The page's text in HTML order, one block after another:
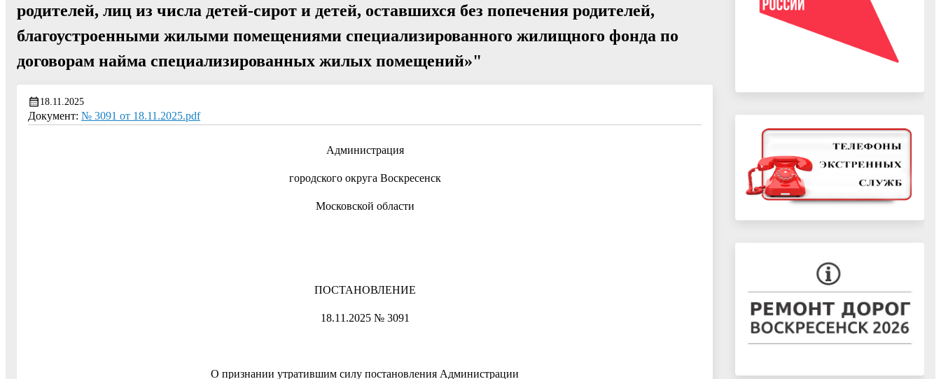
родителей, лиц из числа детей-сирот и детей, оставшихся без попечения родителей,
благоустроенными жилыми помещениями специализированного жилищного фонда по
договорам найма специализированных жилых помещений»"
18.11.2025
Документ: № 3091 от 18.11.2025.pdf
Администрация
городского округа Воскресенск
Московской области
ПОСТАНОВЛЕНИЕ
18.11.2025 № 3091
О признании утратившим силу постановления Администрации